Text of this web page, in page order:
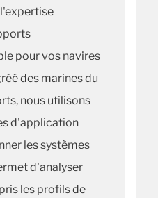
pour vos navires
des marines du
nous utilisons
d'application
les systèmes
d'analyser
les profils de